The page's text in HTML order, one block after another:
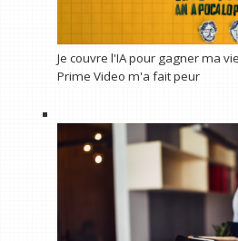
Je couvre l'IA pour gagner ma
Prime Video m'a fait peur